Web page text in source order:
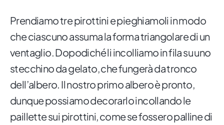
Prendiamo tre pirottini e pieghiamoli in modo
che ciascuno assuma la forma triangolare di un
ventaglio. Dopodiché li incolliamo in fila su uno
stecchino da gelato, che fungerà da tronco
dell’albero. Il nostro primo albero è pronto,
dunque possiamo decorarlo incollando le
paillette sui pirottini, come se fossero palline di